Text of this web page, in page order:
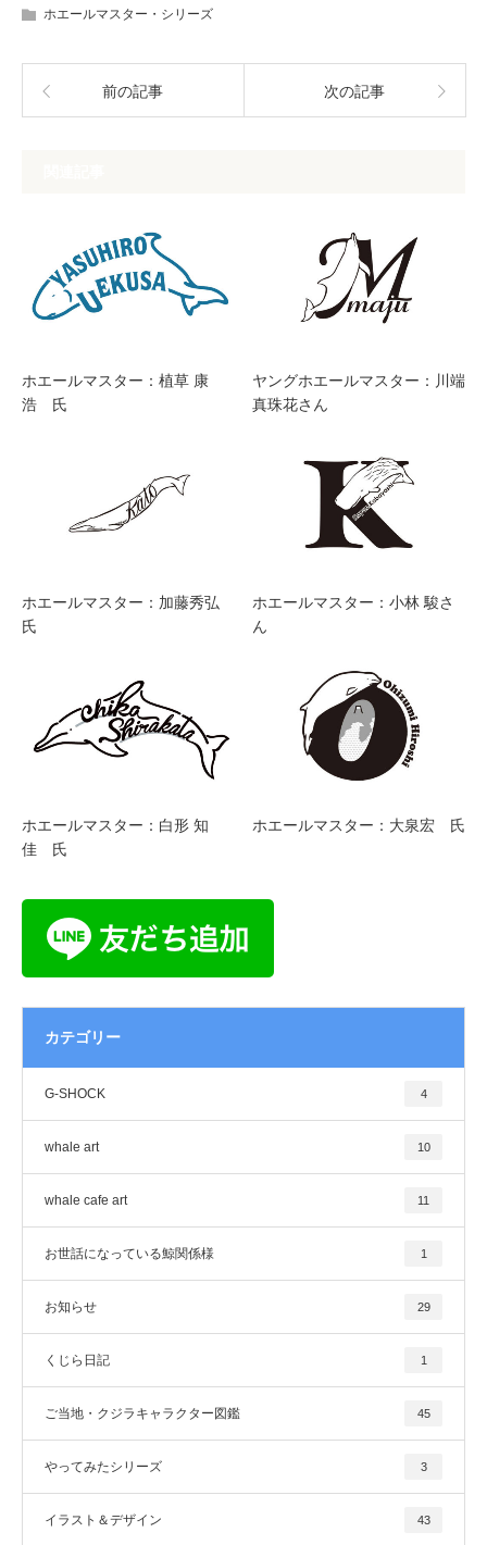
ホエールマスター・シリーズ
前の記事 次の記事
ホエールマスター：植草 康
浩 氏
ヤングホエールマスター：川端
真珠花さん
ホエールマスター：加藤秀弘
氏
ホエールマスター：小林 駿さ
ん
ホエールマスター：白形 知
佳 氏
ホエールマスター：大泉宏 氏
カテゴリー
G-SHOCK 4
whale art 10
whale cafe art 11
お世話になっている鯨関係様 1
お知らせ 29
くじら日記 1
ご当地・クジラキャラクター図鑑 45
やってみたシリーズ 3
イラスト＆デザイン 43